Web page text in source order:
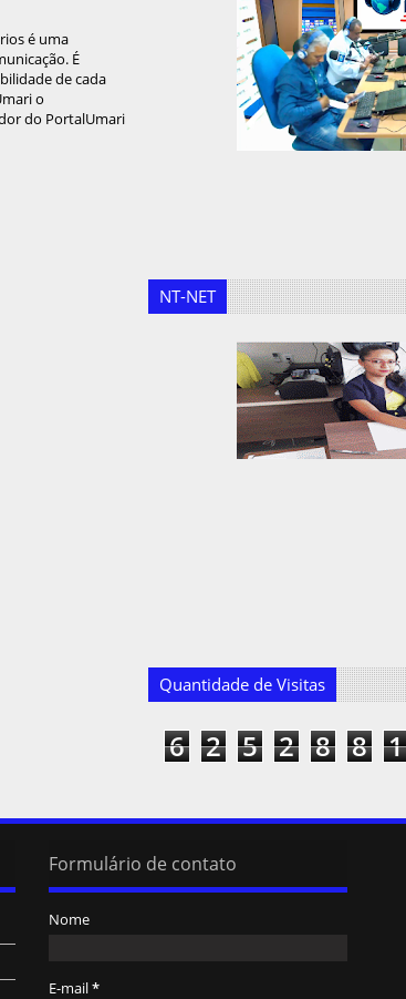
é uma
É
de cada
o
do PortalUmari
NT-NET
Quantidade de Visitas
6 2 5 2 8 8 1
Formulário de contato
Nome
E-mail*